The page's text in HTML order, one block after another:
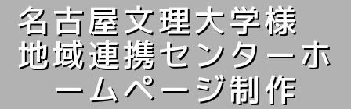
名古屋文理大学様
地域連携センターホ
ームページ制作